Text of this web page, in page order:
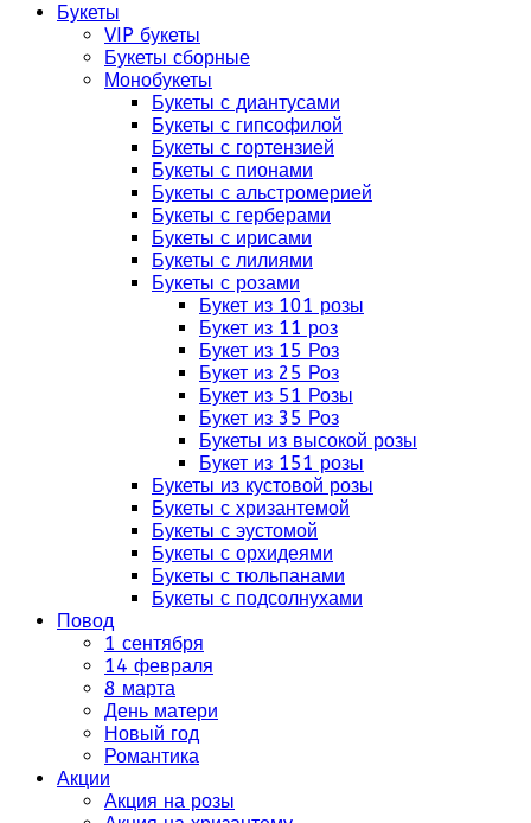
Букеты
VIP букеты
Букеты сборные
Монобукеты
Букеты с диантусами
Букеты с гипсофилой
Букеты с гортензией
Букеты с пионами
Букеты с альстромерией
Букеты с герберами
Букеты с ирисами
Букеты с лилиями
Букеты с розами
Букет из 101 розы
Букет из 11 роз
Букет из 15 Роз
Букет из 25 Роз
Букет из 51 Розы
Букет из 35 Роз
Букеты из высокой розы
Букет из 151 розы
Букеты из кустовой розы
Букеты с хризантемой
Букеты с эустомой
Букеты с орхидеями
Букеты с тюльпанами
Букеты с подсолнухами
Повод
1 сентября
14 февраля
8 марта
День матери
Новый год
Романтика
Акции
Акция на розы